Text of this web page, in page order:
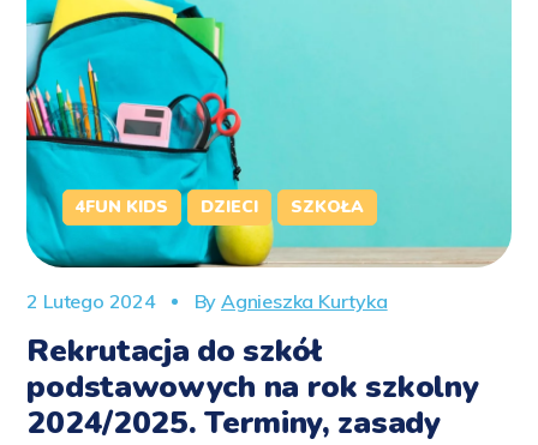
4FUN KIDS DZIECI SZKOŁA
2 Lutego 2024 ByAgnieszka Kurtyka
Rekrutacja do szkół
podstawowych na rok szkolny
2024/2025. Terminy, zasady